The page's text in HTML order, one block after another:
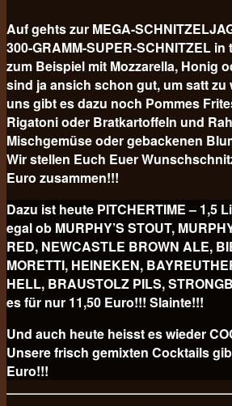
Auf gehts zur MEGA-
300-GRAMM-SUPER-SCHNITZEL
zum Beispiel mit Mozzarella, Honig
sind ja ansich schon gut, um satt zu
uns gibt es dazu noch Pommes
Rigatoni oder Bratkartoffeln und
Mischgemüse oder gebackenen
Wir stellen Euch Euer
Euro zusammen!!!
Dazu ist heute PITCHERTIME – 1,5
egal ob MURPHY’S STOUT,
RED, NEWCASTLE BROWN ALE,
MORETTI, HEINEKEN,
HELL, BRAUSTOLZ PILS,
es für nur 11,50 Euro!!! Slainte!!!
Und auch heute heisst es wieder
Unsere frisch gemixten Cocktails
Euro!!!